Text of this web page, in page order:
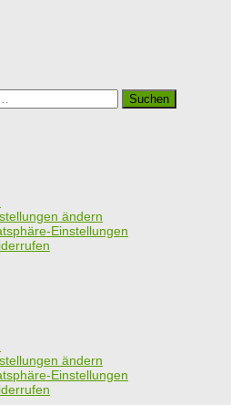
ändern
Einstellungen
ändern
Einstellungen